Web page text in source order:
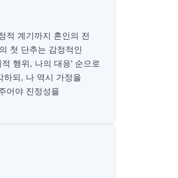
적 계기까지 혼인의 전
첫 단추는 감정적인
행위, 나의 대응' 순으로
하되, 나 역시 가정을
어야 진정성을